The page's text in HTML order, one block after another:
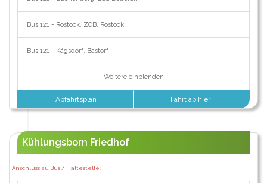
Bus 121 - Rostock, ZOB, Rostock
Bus 121 - Kägsdorf, Bastorf
Weitere einblenden
Abfahrtsplan Fahrt ab hier
Kühlungsborn Friedhof
Anschluss zu Bus / Haltestelle: